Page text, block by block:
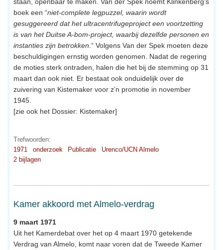
boek een “niet-complete legpuzzel, waarin wordt
gesuggereerd dat het ultracentrifugeproject een voortzetting
is van het Duitse A-bom-project, waarbij dezelfde personen en
instanties zijn betrokken .“ Volgens Van der Spek moeten deze
beschuldigingen ernstig worden genomen. Nadat de regering
de moties sterk ontraden, halen die het bij de stemming op 31
maart dan ook niet. Er bestaat ook onduidelijk over de
zuivering van Kistemaker voor z’n promotie in november
1945.
[zie ook het Dossier: Kistemaker]
Trefwoorden:
1971
onderzoek Publicatie
Urenco/UCN Almelo
2 bijlagen
Kamer akkoord met Almelo-verdrag
9 maart 1971
Uit het Kamerdebat over het op 4 maart 1970 getekende
Verdrag van Almelo, komt naar voren dat de Tweede Kamer